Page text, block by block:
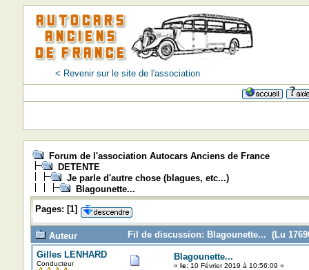
< Revenir sur le site de l'association
Forum de l'association Autocars Anciens de France
DETENTE
Je parle d'autre chose (blagues, etc...)
Blagounette...
Pages: [1]
Auteur
Fil de discussion: Blagounette... (Lu
Gilles LENHARD
Conducteur
Blagounette...
« le:10 Février 2019 à 10:56:09 »